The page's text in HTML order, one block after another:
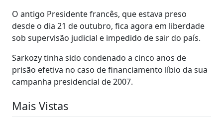
O antigo Presidente francês, que estava preso
desde o dia 21 de outubro, fica agora em liberdade
sob supervisão judicial e impedido de sair do país.
Sarkozy tinha sido condenado a cinco anos de
prisão efetiva no caso de financiamento líbio da sua
campanha presidencial de 2007.
Mais Vistas